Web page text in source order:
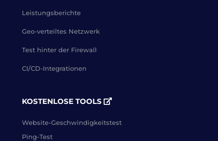
Leistungsberichte
Geo-verteiltes Netzwerk
Test hinter der Firewall
CI/CD-Integrationen
KOSTENLOSE TOOLS
Website-Geschwindigkeitstest
Ping-Test